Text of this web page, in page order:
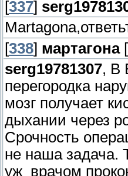
[337]
[338] мартагона
serg19781307, В
перегородка
мозг получает
дыхании через
Срочность
не наша задача.
уж врачом